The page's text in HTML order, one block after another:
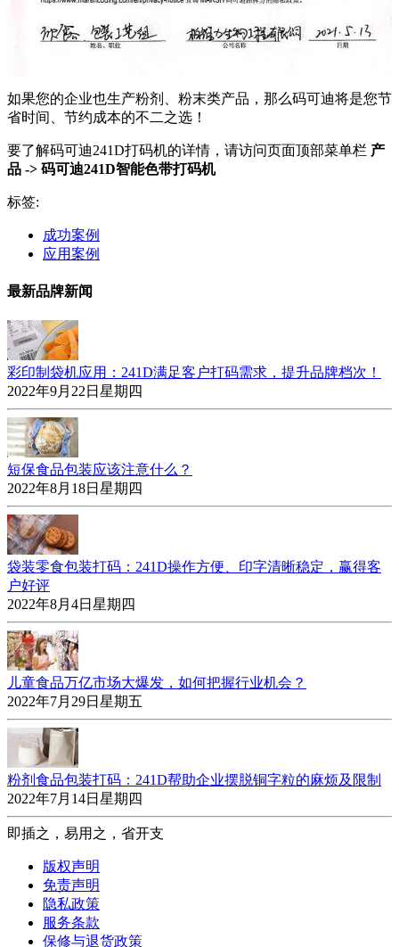
如果您的企业也生产粉剂、粉末类产品，那么码可迪将是您节
省时间、节约成本的不二之选！
要了解码可迪241D打码机的详情，请访问页面顶部菜单栏 产
品 -> 码可迪241D智能色带打码机
标签:
成功案例
应用案例
最新品牌新闻
彩印制袋机应用：241D满足客户打码需求，提升品牌档次！
2022年9月22日星期四
短保食品包装应该注意什么？
2022年8月18日星期四
袋装零食包装打码：241D操作方便、印字清晰稳定，赢得客
户好评
2022年8月4日星期四
儿童食品万亿市场大爆发，如何把握行业机会？
2022年7月29日星期五
粉剂食品包装打码：241D帮助企业摆脱铜字粒的麻烦及限制
2022年7月14日星期四
即插之，易用之，省开支
版权声明
免责声明
隐私政策
服务条款
保修与退货政策